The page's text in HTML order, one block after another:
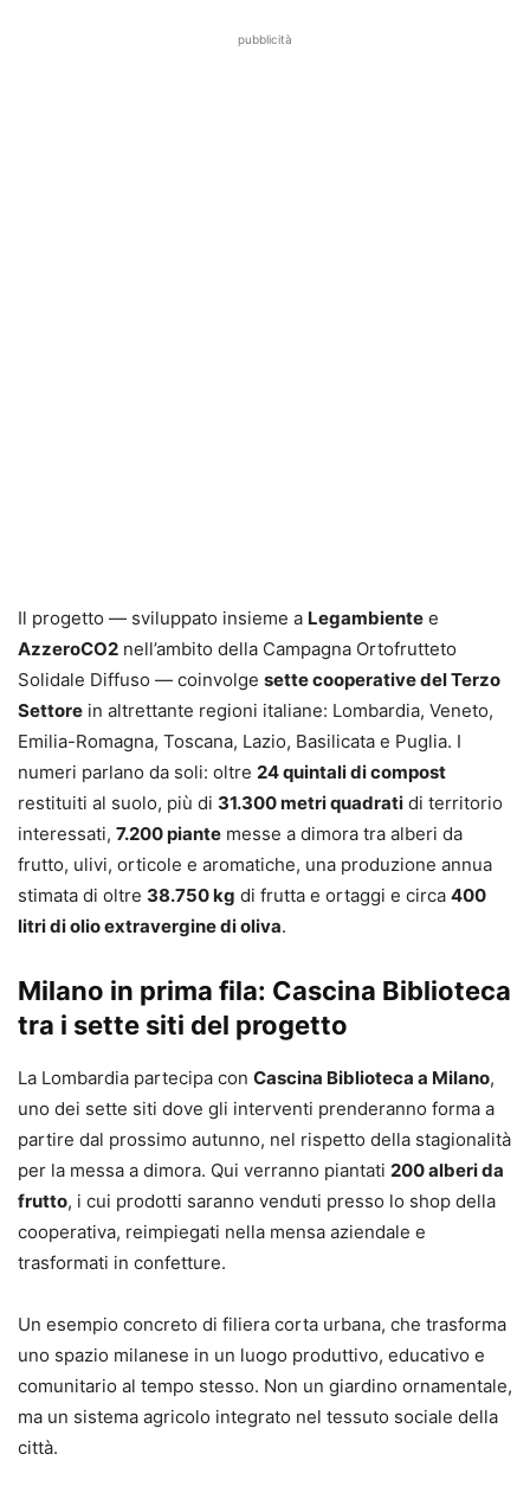
pubblicità
Il progetto — sviluppato insieme a Legambiente e
AzzeroCO2 nell’ambito della Campagna Ortofrutteto
Solidale Diffuso — coinvolge sette cooperative del Terzo
Settore in altrettante regioni italiane: Lombardia, Veneto,
Emilia-Romagna, Toscana, Lazio, Basilicata e Puglia. I
numeri parlano da soli: oltre 24 quintali di compost
restituiti al suolo, più di 31.300 metri quadrati di territorio
interessati, 7.200 piante messe a dimora tra alberi da
frutto, ulivi, orticole e aromatiche, una produzione annua
stimata di oltre 38.750 kg di frutta e ortaggi e circa 400
litri di olio extravergine di oliva.
Milano in prima fila: Cascina Biblioteca
tra i sette siti del progetto
La Lombardia partecipa con Cascina Biblioteca a Milano,
uno dei sette siti dove gli interventi prenderanno forma a
partire dal prossimo autunno, nel rispetto della stagionalità
per la messa a dimora. Qui verranno piantati 200 alberi da
frutto, i cui prodotti saranno venduti presso lo shop della
cooperativa, reimpiegati nella mensa aziendale e
trasformati in confetture.
Un esempio concreto di filiera corta urbana, che trasforma
uno spazio milanese in un luogo produttivo, educativo e
comunitario al tempo stesso. Non un giardino ornamentale,
ma un sistema agricolo integrato nel tessuto sociale della
città.